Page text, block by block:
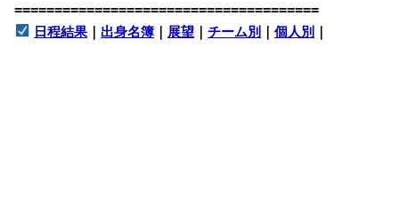
======================================
日程結果 ｜ 出身名簿 ｜ 展望 ｜チーム別 ｜個人別 ｜